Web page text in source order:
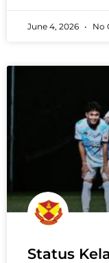
June 4, 2026 No
Status